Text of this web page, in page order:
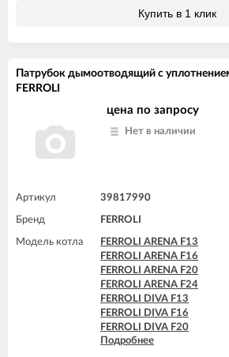
FERROLI DIVAtech C24 D
FERROLI DIVAtech C32 D
FERROLI DIVAtop C32
FERROLI DIVAtop F32
FERROLI DIVAtop HC24
FERROLI DIVAtop Low Nox
FERROLI DIVAtop Low Nox
FERROLI DIVAtop Low Nox
FERROLI DIVAtop micro C24
FERROLI DIVAtop micro C32
FERROLI DIVAtop micro F24
FERROLI DIVAtop micro F32
FERROLI DIVAtop micro F37
FERROLI DIVAtop micro LN
FERROLI DIVAtop micro LN
FERROLI DIVAtop micro LN
Купить в 1 клик
Патрубок дымоотводящий с
FERROLI
цена по запросу
Нет в наличии
Артикул 39817990
Бренд FERROLI
Модель котла
FERROLI ARENA F13
FERROLI ARENA F16
FERROLI ARENA F20
FERROLI ARENA F24
FERROLI DIVA F13
FERROLI DIVA F16
FERROLI DIVA F20
FERROLI DIVA F24
Подробнее